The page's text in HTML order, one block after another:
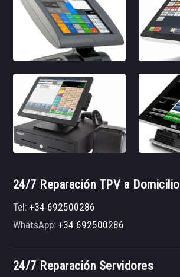
24/7 Reparación TPV a Domicilio
Tel:+34 692500286
WhatsApp:+34 692500286
24/7 Reparación Servidores